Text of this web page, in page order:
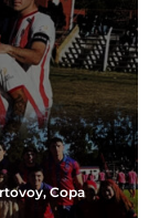
Copa